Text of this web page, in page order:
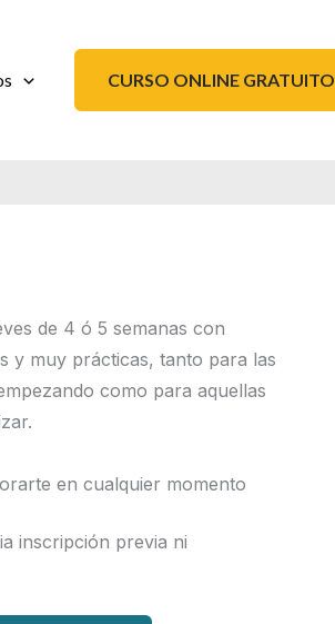
CURSO ONLINE GRATUITO
de 4 ó 5 semanas con
y muy prácticas, tanto para las
como para aquellas
en cualquier momento
inscripción previa ni